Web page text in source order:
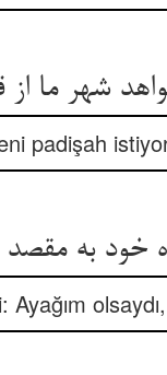
padişah
Ayağım